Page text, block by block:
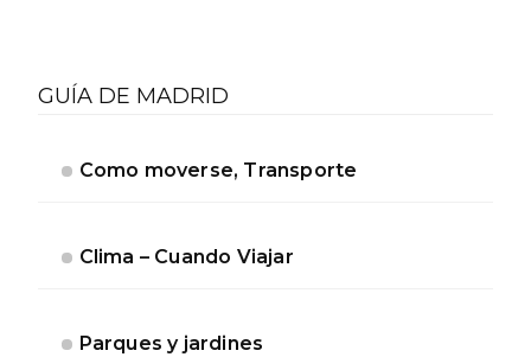
lateral
GUÍA DE MADRID
Como moverse, Transporte
Clima – Cuando Viajar
Parques y jardines